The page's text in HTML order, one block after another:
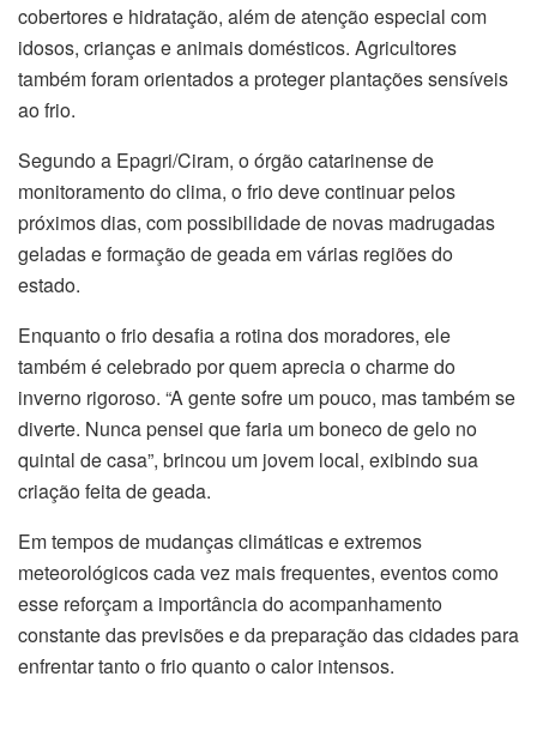
cobertores e hidratação, além de atenção especial com
idosos, crianças e animais domésticos. Agricultores
também foram orientados a proteger plantações sensíveis
ao frio.
Segundo a Epagri/Ciram, o órgão catarinense de
monitoramento do clima, o frio deve continuar pelos
próximos dias, com possibilidade de novas madrugadas
geladas e formação de geada em várias regiões do
estado.
Enquanto o frio desafia a rotina dos moradores, ele
também é celebrado por quem aprecia o charme do
inverno rigoroso. “A gente sofre um pouco, mas também se
diverte. Nunca pensei que faria um boneco de gelo no
quintal de casa”, brincou um jovem local, exibindo sua
criação feita de geada.
Em tempos de mudanças climáticas e extremos
meteorológicos cada vez mais frequentes, eventos como
esse reforçam a importância do acompanhamento
constante das previsões e da preparação das cidades para
enfrentar tanto o frio quanto o calor intensos.